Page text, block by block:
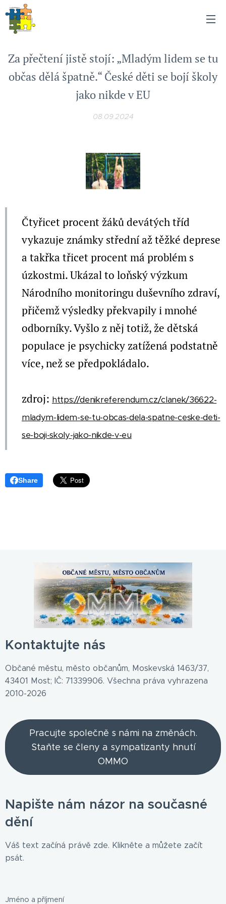
Za přečtení jistě stojí: „Mladým lidem se tu
občas dělá špatně.“ České děti se bojí školy
jako nikde v EU
08.09.2024
Čtyřicet procent žáků devátých tříd
vykazuje známky střední až těžké deprese
a takřka třicet procent má problém s
úzkostmi. Ukázal to loňský výzkum
Národního monitoringu duševního zdraví,
přičemž výsledky překvapily i mnohé
odborníky. Vyšlo z něj totiž, že dětská
populace je psychicky zatížená podstatně
více, než se předpokládalo.
zdroj: https://denikreferendum.cz/clanek/36622-
mladym-lidem-se-tu-obcas-dela-spatne-ceske-deti-
se-boji-skoly-jako-nikde-v-eu
Share
Kontaktujte nás
Občané městu, město občanům, Moskevská 1463/37,
43401 Most; IČ: 71339906. Všechna práva vyhrazena
2010-2026
Pracujte společně s námi na změnách.
Staňte se členy a sympatizanty hnutí
OMMO
Napište nám názor na současné
dění
Váš text začíná právě zde. Klikněte a můžete začít
psát.
Jméno a příjmení